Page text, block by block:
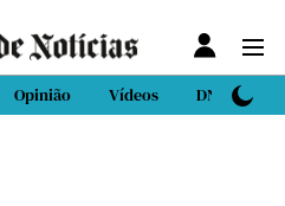
Opinião Vídeos DN Sport